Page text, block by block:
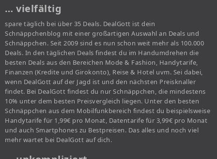
… vielfältig
spare täglich bei über 35 Deals. DealGott ist dein
Schnäppchenblog mit einer großartigen Auswahl an Deals und
Schnäppchen. Seit 2009 sind es nun schon weit mehr als 100.000
Deals. In den täglichen Deals findest du im Handumdrehen die
besten Deals aus den Bereichen Mode & Fashion, Handytarife,
Finanzen (Kredite und Girokonto), Reise & Hotel uvm. Sei dabei,
wenn DealGott auf der Jagd ist und den nächsten Preisknaller
findet. Bei DealGott findest du nur Schnäppchen, die mindestens
10% unter dem besten Preisvergleich liegen. Unter den besten
Schnäppchen aus dem Mobilfunkbereich findest du beispielsweise
Handytarife für 1,99€ pro Monat, Datentarife für 3,99€ pro Monat
und auch Smartphones zu Bestpreisen. Das alles und noch viel
mehr wartet bei DealGott auf dich.